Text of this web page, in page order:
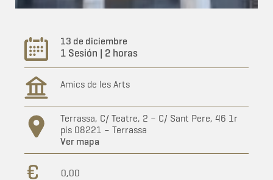
13 de diciembre
1 Sesión | 2 horas
Amics de les Arts
Terrassa, C/ Teatre, 2 – C/ Sant Pere, 46 1r
pis 08221 – Terrassa
Ver mapa
0,00